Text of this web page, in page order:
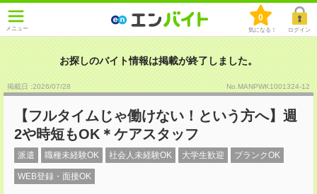
メニュー
0
気になる！ ログイン
お探しのバイト情報は掲載が終了しました。
掲載日 :2026/07/28 No.MANPWK1001324-12
【フルタイムじゃ働けない！という方へ】週
2や時短もOK＊ケアスタッフ
派遣 職種未経験OK 社会人未経験OK 大学生歓迎 ブランクOK
WEB登録・面接OK